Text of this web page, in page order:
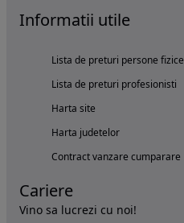
Informatii utile
Lista de preturi persone fizice
Lista de preturi profesionisti
Harta site
Harta judetelor
Contract vanzare cumparare
Cariere
Vino sa lucrezi cu noi!